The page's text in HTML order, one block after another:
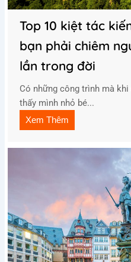
Top 10 kiệt tác
bạn phải chiêm
lần trong đời
Có những công trình mà
thấy mình nhỏ bé...
Xem Thêm